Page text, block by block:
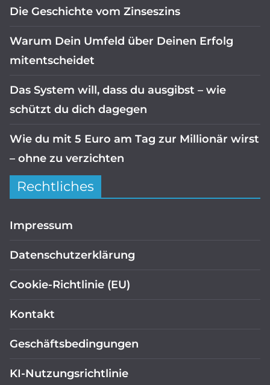
Die Geschichte vom Zinseszins
Warum Dein Umfeld über Deinen Erfolg
mitentscheidet
Das System will, dass du ausgibst – wie
schützt du dich dagegen
Wie du mit 5 Euro am Tag zur Millionär wirst
– ohne zu verzichten
Rechtliches
Impressum
Datenschutzerklärung
Cookie-Richtlinie (EU)
Kontakt
Geschäftsbedingungen
KI-Nutzungsrichtlinie